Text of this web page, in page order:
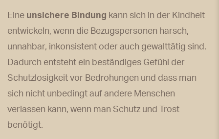
Eine unsichere Bindung kann sich in der Kindheit
entwickeln, wenn die Bezugspersonen harsch,
unnahbar, inkonsistent oder auch gewalttätig sind.
Dadurch entsteht ein beständiges Gefühl der
Schutzlosigkeit vor Bedrohungen und dass man
sich nicht unbedingt auf andere Menschen
verlassen kann, wenn man Schutz und Trost
benötigt.